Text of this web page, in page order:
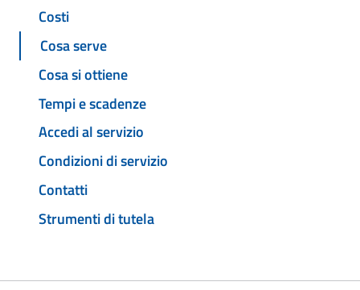
Costi
Cosa serve
Cosa si ottiene
Tempi e scadenze
Accedi al servizio
Condizioni di servizio
Contatti
Strumenti di tutela